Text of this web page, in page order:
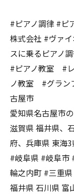
#ピアノ調律 #ピ
株式会社 #ヴァ
スに乗るピアノ
#ピアノ教室 #
ノ教室 #グラン
古屋市
愛知県名古屋市
滋賀県 福井県、
府、兵庫県 東海
#岐阜県 #岐阜市
輪之内町 #三重
福井県 石川県 富